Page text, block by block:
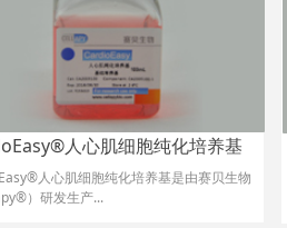
人心肌细胞纯化培养基
人心肌细胞纯化培养基是由赛贝生物
）研发生产...